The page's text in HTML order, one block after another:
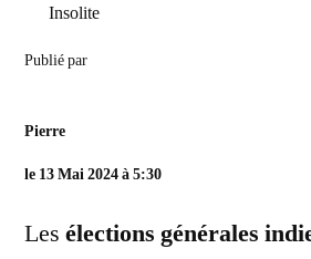
Insolite
Publié par
Pierre
le 13 Mai 2024 à 5:30
Les élections générales